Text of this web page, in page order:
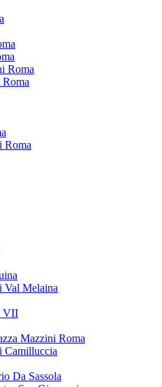
Roma
Roma
Val Melaina
VII
Mazzini Roma
Camilluccia
Da Sassola